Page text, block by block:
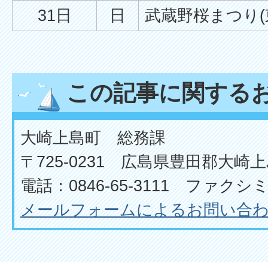
31日
日 武蔵野桜まつり
この記事に関する
大崎上島町 総務課
〒725-0231 広島県豊田郡大崎
電話：0846-65-3111 ファクシ
メールフォームによるお問い合